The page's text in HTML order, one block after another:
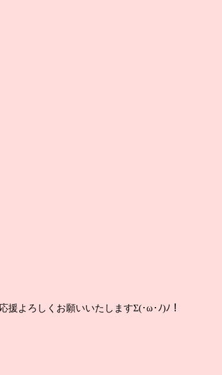
援よろしくお願いいたしますΣ(･ω･ﾉ)ﾉ！